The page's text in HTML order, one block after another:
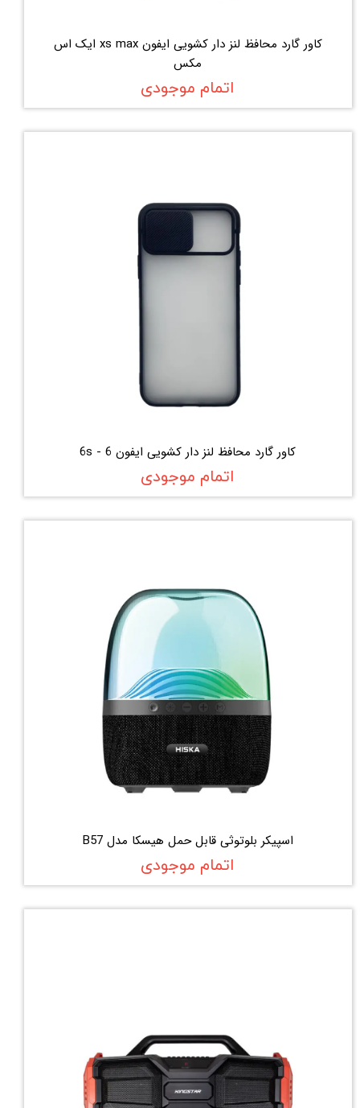
کاور گارد محافظ لنز دار کشویی ایفون xs max ایک اس
مکس
اتمام موجودی
کاور گارد محافظ لنز دار کشویی ایفون 6 - 6s
اتمام موجودی
اسپیکر بلوتوثی قابل حمل هیسکا مدل B57
اتمام موجودی